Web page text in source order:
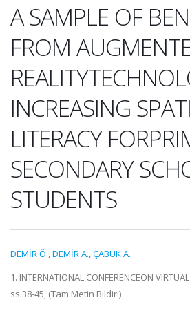
A SAMPLE OF
FROM
INCREASING
LITERACY
SECONDARY
STUDENTS
DEMİR Ö.,DEMİR A.,ÇABUK A.
1. INTERNATIONAL CONFERENCEON
ss.38-45, (Tam Metin Bildiri)